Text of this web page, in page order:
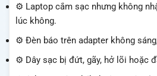
⚙️ Laptop cắm sạc nhưng không
lúc không.
⚙️ Đèn báo trên adapter không
⚙️ Dây sạc bị đứt, gãy, hở lõi hoặc